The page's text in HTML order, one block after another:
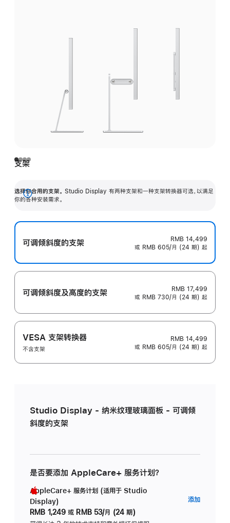
支架
选择你合用的支架。 Studio Display 有两种支架和一种支架转换器可选，以满足
你的各种安装需求。
展
可调倾斜度的支架
RMB 14,499
或 RMB 605/月 (24 期) 起
可调倾斜度及高‍度的支‍架
RMB 17,499
或 RMB 730/月 (24 期) 起
VESA 支架转换器
不含支架
RMB 14,499
或 RMB 605/月 (24 期) 起
Studio Display - 纳米纹理玻璃面板 - 可调倾
斜度的支架
是否要添加 AppleCare+ 服务计划？
AppleCare+ 服务计划 (适用于 Studio
Display)
RMB 1,249 或 RMB 53/月 (24 期)
添加